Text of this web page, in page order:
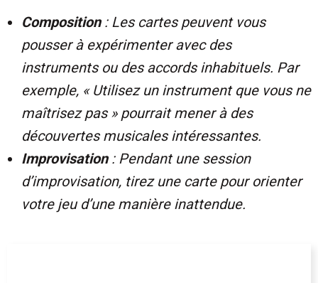
Composition: Les cartes peuvent vous
pousser à expérimenter avec des
instruments ou des accords inhabituels. Par
exemple, « Utilisez un instrument que vous ne
maîtrisez pas » pourrait mener à des
découvertes musicales intéressantes.
Improvisation: Pendant une session
d’improvisation, tirez une carte pour orienter
votre jeu d’une manière inattendue.